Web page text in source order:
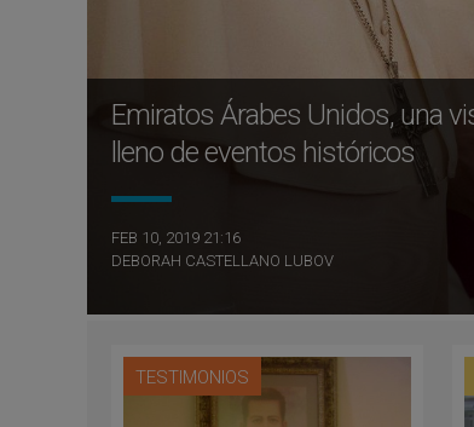
Emiratos Árabes Unidos, una
lleno de eventos históricos
FEB 10, 2019 21:16
DEBORAH CASTELLANO LUBOV
TESTIMONIOS